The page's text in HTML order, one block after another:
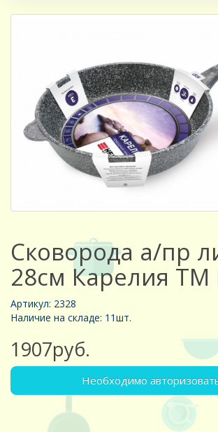
Сковорода а/пр
28см Карелия
Артикул: 2328
Наличие на складе: 11шт.
1907руб.
Необходимо